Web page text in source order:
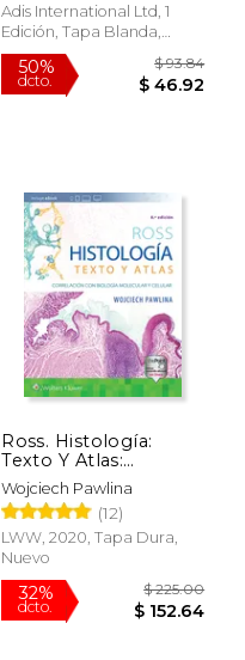
dcto.
Adis International Ltd, 1
Edición, Tapa Blanda,
Nuevo
Ross. Histología:
Texto Y Atlas:
Correlación Con
Biología Molecular Y
Celular
Wojciech Pawlina
(12)
LWW, 2020, Tapa Dura,
Nuevo